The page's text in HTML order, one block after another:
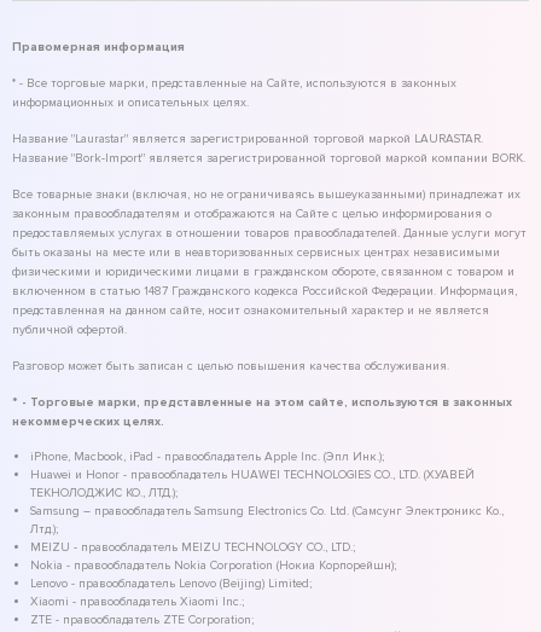
Правомерная информация
* - Все торговые марки, представленные на Сайте, используются в законных
информационных и описательных целях.
Название "Laurastar" является зарегистрированной торговой маркой LAURASTAR.
Название "Bork-Import" является зарегистрированной торговой маркой компании BORK.
Все товарные знаки (включая, но не ограничиваясь вышеуказанными) принадлежат их
законным правообладателям и отображаются на Сайте с целью информирования о
предоставляемых услугах в отношении товаров правообладателей. Данные услуги могут
быть оказаны на месте или в неавторизованных сервисных центрах независимыми
физическими и юридическими лицами в гражданском обороте, связанном с товаром и
включенном в статью 1487 Гражданского кодекса Российской Федерации. Информация,
представленная на данном сайте, носит ознакомительный характер и не является
публичной офертой.
Разговор может быть записан с целью повышения качества обслуживания.
* - Торговые марки, представленные на этом сайте, используются в законных
некоммерческих целях.
iPhone, Macbook, iPad - правообладатель Apple Inc. (Эпл Инк.);
Huawei и Honor - правообладатель HUAWEI TECHNOLOGIES CO., LTD. (ХУАВЕЙ
ТЕКНОЛОДЖИС КО., ЛТД.);
Samsung – правообладатель Samsung Electronics Co. Ltd. (Самсунг Электроникс Ко.,
Лтд.);
MEIZU - правообладатель MEIZU TECHNOLOGY CO., LTD.;
Nokia - правообладатель Nokia Corporation (Нокиа Корпорейшн);
Lenovo - правообладатель Lenovo (Beijing) Limited;
Xiaomi - правообладатель Xiaomi Inc.;
ZTE - правообладатель ZTE Corporation;